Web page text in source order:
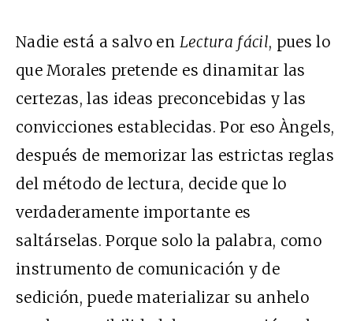
Nadie está a salvo en Lectura fácil, pues lo
que Morales pretende es dinamitar las
certezas, las ideas preconcebidas y las
convicciones establecidas. Por eso Àngels,
después de memorizar las estrictas reglas
del método de lectura, decide que lo
verdaderamente importante es
saltárselas. Porque solo la palabra, como
instrumento de comunicación y de
sedición, puede materializar su anhelo